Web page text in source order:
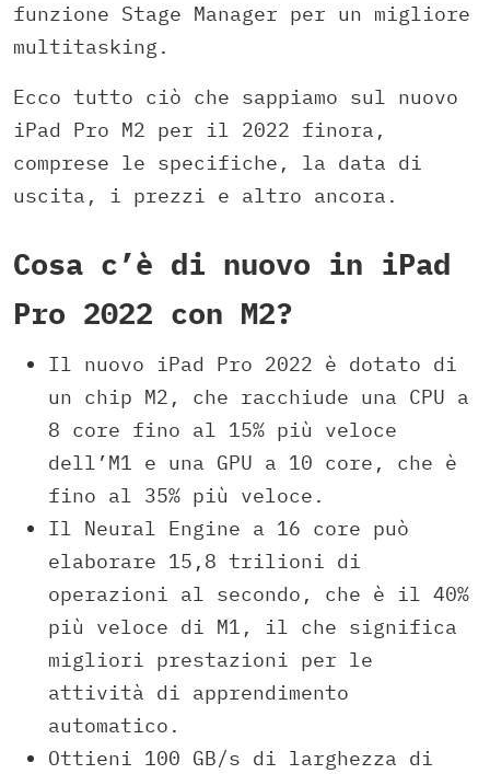
funzione Stage Manager per un migliore
multitasking.
Ecco tutto ciò che sappiamo sul nuovo
iPad Pro M2 per il 2022 finora,
comprese le specifiche, la data di
uscita, i prezzi e altro ancora.
Cosa c’è di nuovo in iPad
Pro 2022 con M2?
Il nuovo iPad Pro 2022 è dotato di
un chip M2, che racchiude una CPU a
8 core fino al 15% più veloce
dell’M1 e una GPU a 10 core, che è
fino al 35% più veloce.
Il Neural Engine a 16 core può
elaborare 15,8 trilioni di
operazioni al secondo, che è il 40%
più veloce di M1, il che significa
migliori prestazioni per le
attività di apprendimento
automatico.
Ottieni 100 GB/s di larghezza di